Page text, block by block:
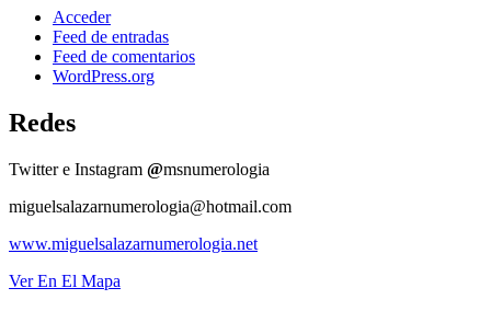
Acceder
Feed de entradas
Feed de comentarios
WordPress.org
Redes
Twitter e Instagram @msnumerologia
miguelsalazarnumerologia@hotmail.com
www.miguelsalazarnumerologia.net
Ver En El Mapa